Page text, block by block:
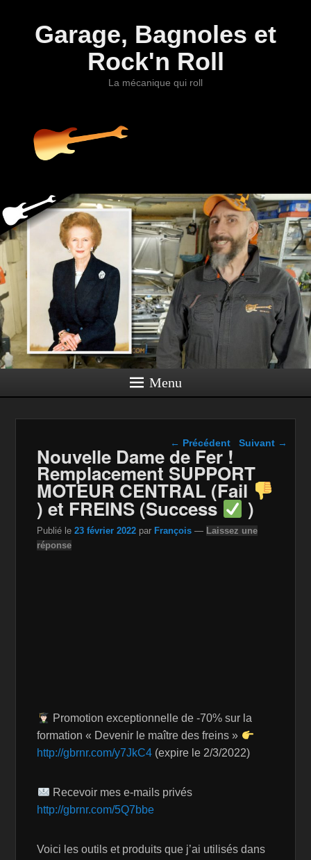
Garage, Bagnoles et
Rock'n Roll
La mécanique qui roll
Menu
Navigation dans les
← Précédent Suivant →
Nouvelle Dame de Fer !
Remplacement SUPPORT
MOTEUR CENTRAL (Fail
) et FREINS (Success )
Publié le23 février 2022 par François — Laissez une
réponse
Promotion exceptionnelle de -70% sur la
formation « Devenir le maître des freins »
http://gbrnr.com/y7JkC4 (expire le 2/3/2022)
Recevoir mes e-mails privés
http://gbrnr.com/5Q7bbe
Voici les outils et produits que j’ai utilisés dans